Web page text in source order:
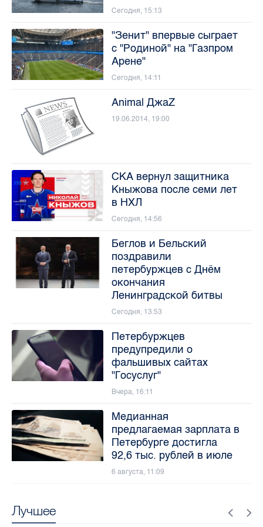
Лучшее
Сегодня, 15:13
"Зенит" впервые сыграет
с "Родиной" на "Газпром
Арене"
Сегодня, 14:11
Animal ДжаZ
19.06.2014, 19:00
СКА вернул защитника
Кныжова после семи лет
в НХЛ
Сегодня, 14:56
Беглов и Бельский
поздравили
петербуржцев с Днём
окончания
Ленинградской битвы
Сегодня, 13:53
Петербуржцев
предупредили о
фальшивых сайтах
"Госуслуг"
Вчера, 16:11
Медианная
предлагаемая зарплата в
Петербурге достигла
92,6 тыс. рублей в июле
6 августа, 11:09